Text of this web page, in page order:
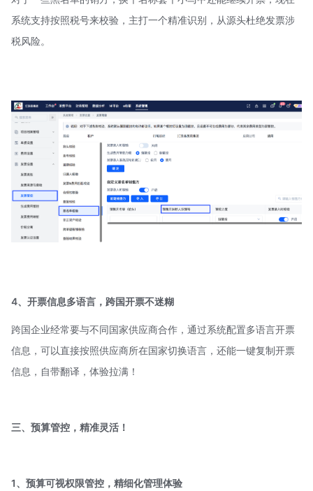
系统支持按照税号来校验，主打一个精准识别，从源头杜绝发票涉
税风险。
4、开票信息多语言，跨国开票不迷糊
跨国企业经常要与不同国家供应商合作，通过系统配置多语言开票
信息，可以直接按照供应商所在国家切换语言，还能一键复制开票
信息，自带翻译，体验拉满！
三、预算管控，精准灵活！
1、预算可视权限管控，精细化管理体验